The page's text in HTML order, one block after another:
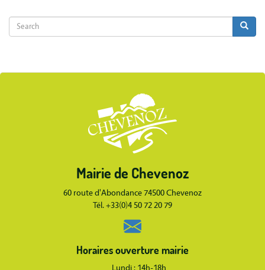
Body
Horaires ouverture mairie
Lundi : 14h-18h
Mercredi : 08h30-12h/14h-18h
Vendredi : 08h30-12h/14h-18h